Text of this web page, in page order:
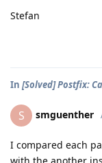
Stefan
In [Solved] Postfix:
S smguenther
I compared each